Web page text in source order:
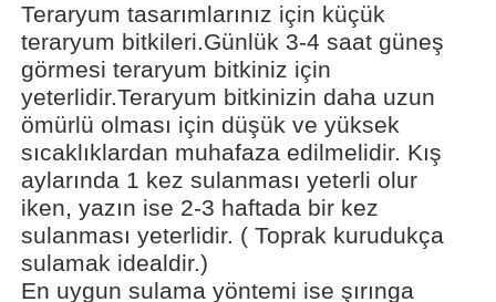
Teraryum tasarımlarınız için küçük
teraryum bitkileri.Günlük 3-4 saat güneş
görmesi teraryum bitkiniz için
yeterlidir.Teraryum bitkinizin daha uzun
ömürlü olması için düşük ve yüksek
sıcaklıklardan muhafaza edilmelidir. Kış
aylarında 1 kez sulanması yeterli olur
iken, yazın ise 2-3 haftada bir kez
sulanması yeterlidir. ( Toprak kurudukça
sulamak idealdir.)
En uygun sulama yöntemi ise şırınga